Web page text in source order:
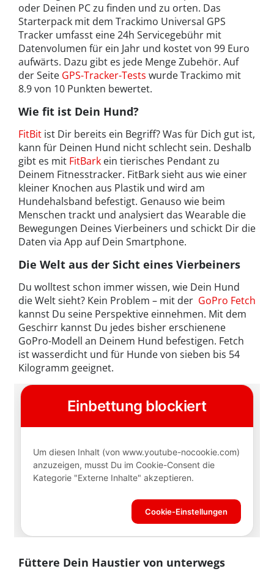
oder Deinen PC zu finden und zu orten. Das
Starterpack mit dem Trackimo Universal GPS
Tracker umfasst eine 24h Servicegebühr mit
Datenvolumen für ein Jahr und kostet von 99 Euro
aufwärts. Dazu gibt es jede Menge Zubehör. Auf
der Seite GPS-Tracker-Tests wurde Trackimo mit
8.9 von 10 Punkten bewertet.
Wie fit ist Dein Hund?
FitBit ist Dir bereits ein Begriff? Was für Dich gut ist,
kann für Deinen Hund nicht schlecht sein. Deshalb
gibt es mit FitBark ein tierisches Pendant zu
Deinem Fitnesstracker. FitBark sieht aus wie einer
kleiner Knochen aus Plastik und wird am
Hundehalsband befestigt. Genauso wie beim
Menschen trackt und analysiert das Wearable die
Bewegungen Deines Vierbeiners und schickt Dir die
Daten via App auf Dein Smartphone.
Die Welt aus der Sicht eines Vierbeiners
Du wolltest schon immer wissen, wie Dein Hund
die Welt sieht? Kein Problem – mit der GoPro Fetch
kannst Du seine Perspektive einnehmen. Mit dem
Geschirr kannst Du jedes bisher erschienene
GoPro-Modell an Deinem Hund befestigen. Fetch
ist wasserdicht und für Hunde von sieben bis 54
Kilogramm geeignet.
Füttere Dein Haustier von unterwegs